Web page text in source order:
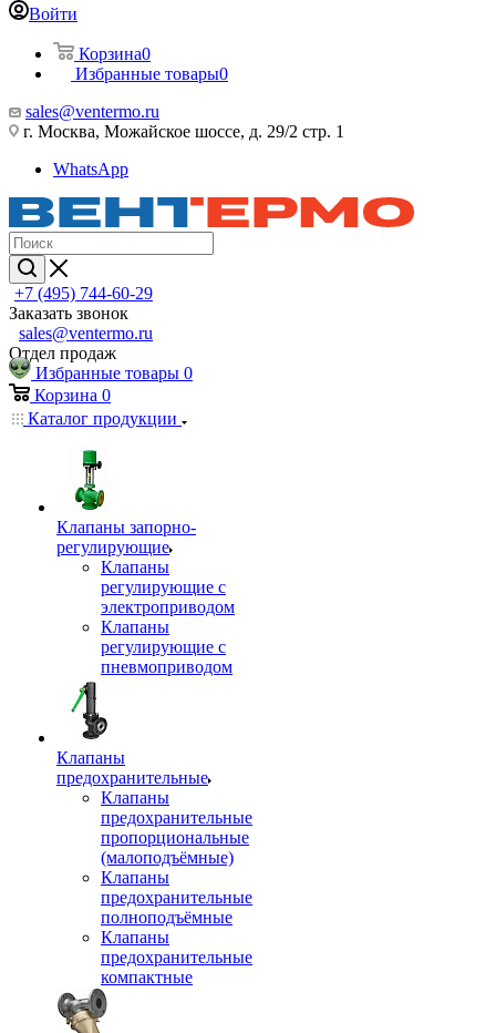
Войти
Корзина0
Избранные товары0
sales@ventermo.ru
г. Москва, Можайское шоссе, д. 29/2 стр. 1
WhatsApp
+7 (495) 744-60-29
Заказать звонок
sales@ventermo.ru
Отдел продаж
Избранные товары 0
Корзина 0
Каталог продукции
Клапаны запорно-
регулирующие
Клапаны
регулирующие с
электроприводом
Клапаны
регулирующие с
пневмоприводом
Клапаны
предохранительные
Клапаны
предохранительные
пропорциональные
(малоподъёмные)
Клапаны
предохранительные
полноподъёмные
Клапаны
предохранительные
компактные